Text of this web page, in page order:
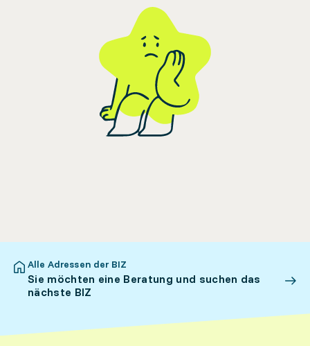
Alle Adressen der BIZ
Sie möchten eine Beratung und suchen das
nächste BIZ